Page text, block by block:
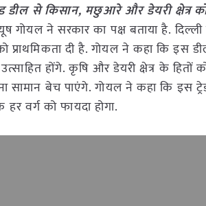
डील से किसान, मछुआरे और डेयरी क्षेत्र को
गोयल ने सरकार का पक्ष बताया है.
को प्राथमिकता दी है. गोयल ने कहा कि
होंगे. कृषि और डेयरी क्षेत्र के
सामान बेच पाएंगे. गोयल ने कहा कि इस
वर्ग को फायदा होगा.